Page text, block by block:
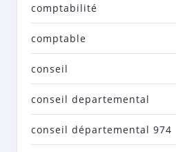
comptabilité
comptable
conseil
conseil departemental
conseil départemental 974